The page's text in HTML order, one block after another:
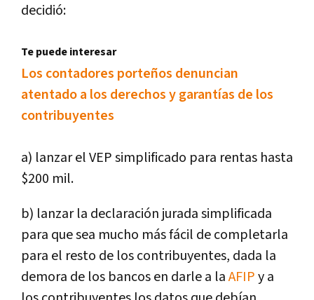
decidió:
Te puede interesar
Los contadores porteños denuncian
atentado a los derechos y garantías de los
contribuyentes
a) lanzar el VEP simplificado para rentas hasta
$200 mil.
b) lanzar la declaración jurada simplificada
para que sea mucho más fácil de completarla
para el resto de los contribuyentes, dada la
demora de los bancos en darle a laAFIPy a